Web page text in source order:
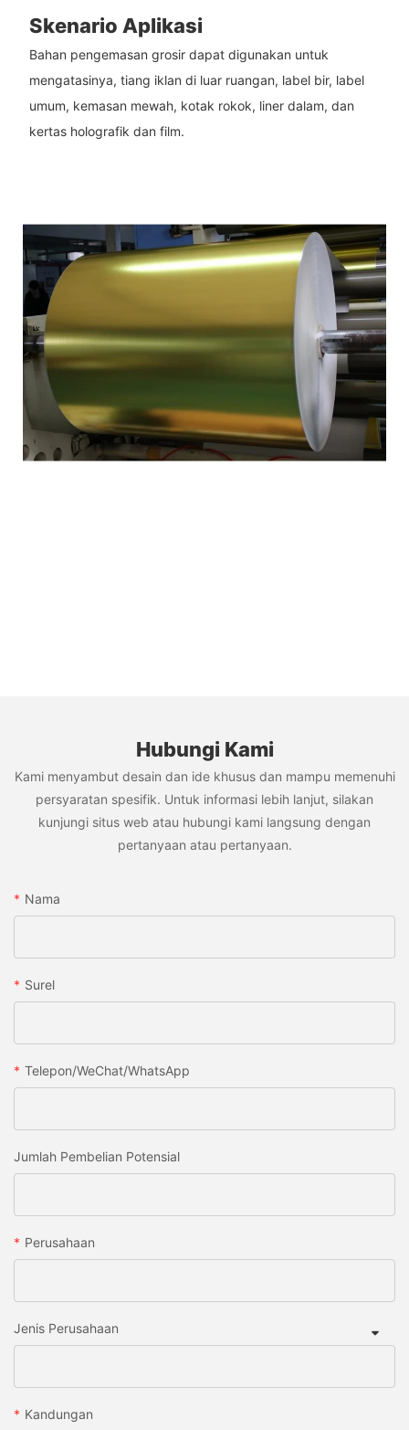
Skenario Aplikasi
Bahan pengemasan grosir dapat digunakan untuk
mengatasinya, tiang iklan di luar ruangan, label bir, label
umum, kemasan mewah, kotak rokok, liner dalam, dan
kertas holografik dan film.
Hubungi Kami
Kami menyambut desain dan ide khusus dan mampu memenuhi
persyaratan spesifik. Untuk informasi lebih lanjut, silakan
kunjungi situs web atau hubungi kami langsung dengan
pertanyaan atau pertanyaan.
Nama
Surel
Telepon/WeChat/WhatsApp
Jumlah Pembelian Potensial
Perusahaan
Jenis Perusahaan
Kandungan